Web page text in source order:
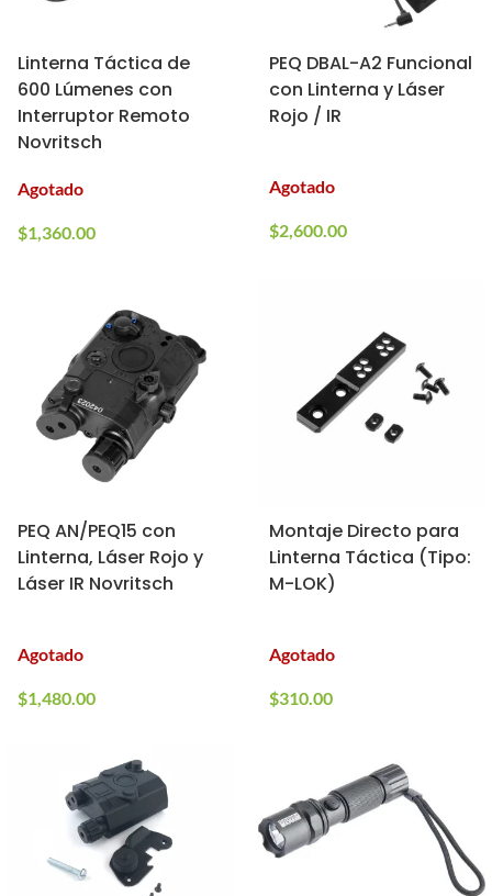
Linterna Táctica de
600 Lúmenes con
Interruptor Remoto
Novritsch
Agotado
$1,360.00
PEQ DBAL-A2 Funcional
con Linterna y Láser
Rojo / IR
Agotado
$2,600.00
PEQ AN/PEQ15 con
Linterna, Láser Rojo y
Láser IR Novritsch
Agotado
$1,480.00
Montaje Directo para
Linterna Táctica (Tipo:
M-LOK)
Agotado
$310.00